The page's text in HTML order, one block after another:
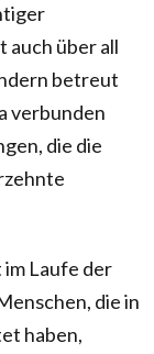
auch über all
betreut
verbunden
die die
Laufe der
die in
haben,